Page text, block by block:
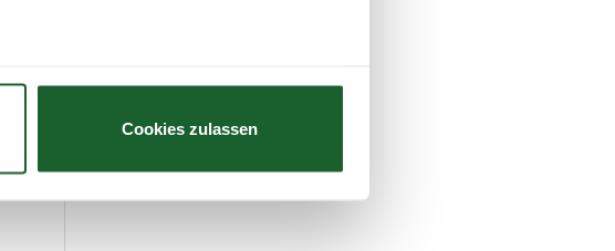
legen Sie Ihre Präferenzen imAbschnitt
für soziale Medien anbieten zu können
zu Ihrer Verwendung unserer
Cookies zulassen